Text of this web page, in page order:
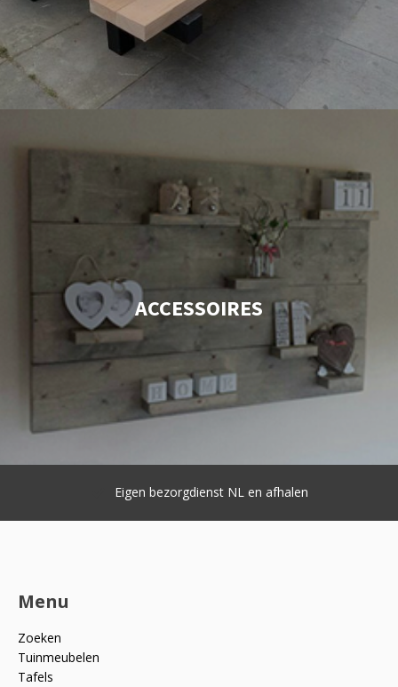
ACCESSOIRES
Eigen bezorgdienst NL en afhalen
Menu
Zoeken
Tuinmeubelen
Tafels